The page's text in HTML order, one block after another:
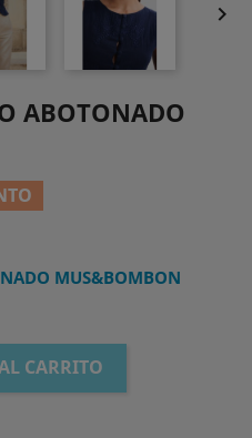

ABOTONADO
MUS&BOMBON
CARRITO